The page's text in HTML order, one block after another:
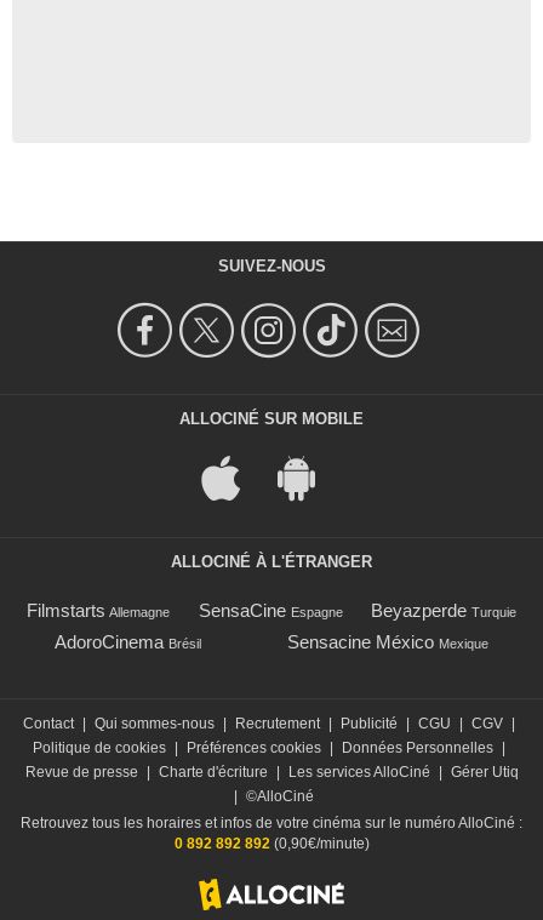
SUIVEZ-NOUS
ALLOCINÉ SUR MOBILE
ALLOCINÉ À L'ÉTRANGER
Filmstarts Allemagne SensaCine Espagne Beyazperde Turquie
AdoroCinema Brésil Sensacine México Mexique
Contact Qui sommes-nous Recrutement Publicité CGU CGV
Politique de cookies
Préférences cookies Données Personnelles
Revue de presse
Charte d'écriture Les services AlloCiné
Gérer Utiq
©AlloCiné
Retrouvez tous les horaires et infos de votre cinéma sur le numéro AlloCiné :
0 892 892 892(0,90€/minute)